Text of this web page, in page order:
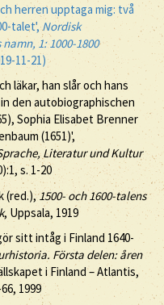
herren upptaga mig: två
talet',Nordisk
1: 1000-1800
11-21)
läkar, han slår och hans
den autobiographischen
Sophia Elisabet Brenner
(1651)',
Literatur und Kultur
s. 1-20
(red.),1500- och 1600-talens
, Uppsala, 1919
sitt intåg i Finland 1640-
Första delen: åren
i Finland – Atlantis,
1999